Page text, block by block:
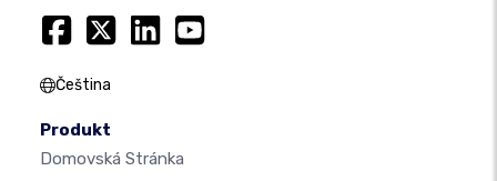
Čeština
Produkt
Domovská Stránka